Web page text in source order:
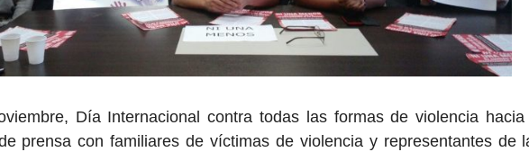
Día Internacional contra todas las formas de violencia
prensa con familiares de víctimas de violencia y representantes de